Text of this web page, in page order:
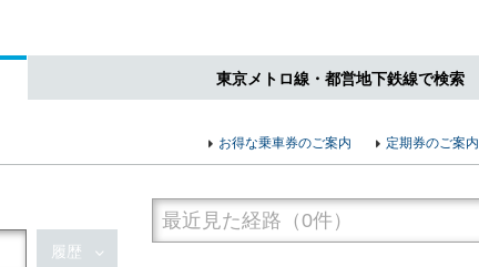
東京メトロ線・都営地下鉄線で検索
お得な乗車券のご案内 定期券のご案内
履歴